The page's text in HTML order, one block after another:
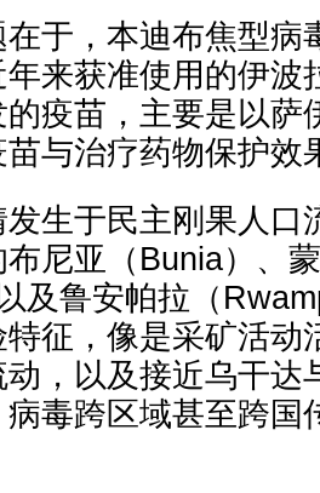
，本迪布焦型病
来获准使用的伊波
疫苗，主要是以萨
与治疗药物保护效
于民主刚果人口
尼亚（Bunia）、
及鲁安帕拉（
征，像是采矿活动
，以及接近乌干达
毒跨区域甚至跨国